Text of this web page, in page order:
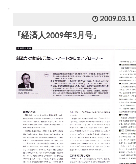
2009.03.11
『経済人2009年3月号』